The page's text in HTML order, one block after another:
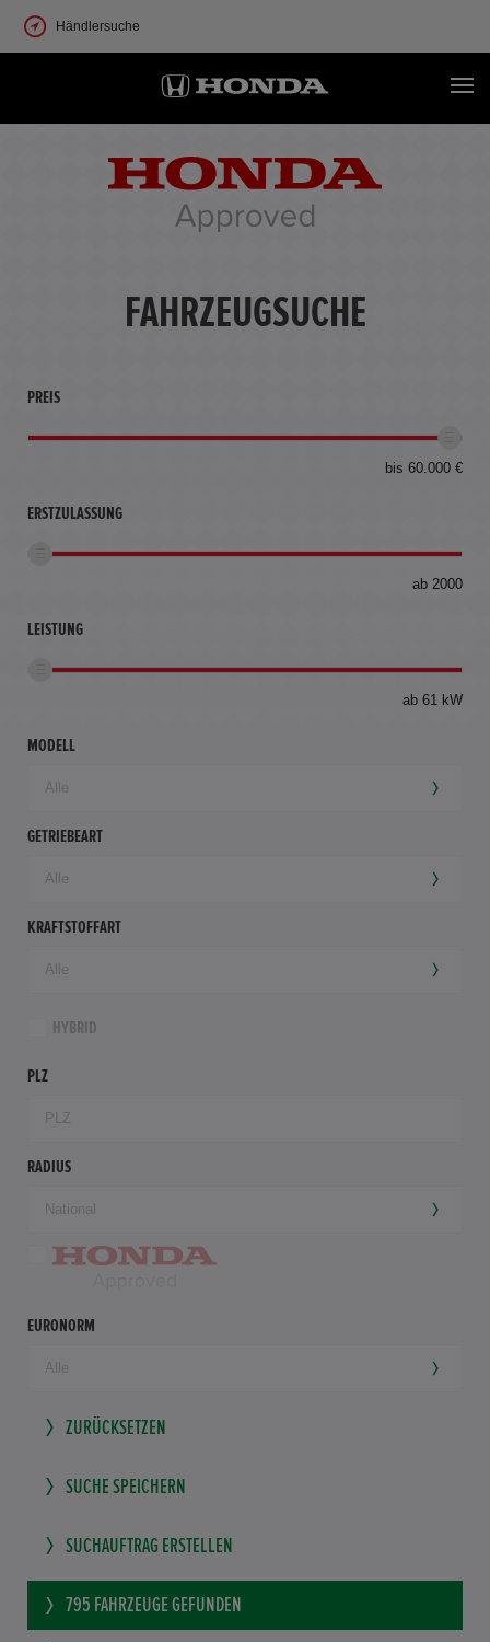
Händlersuche
FAHRZEUGSUCHE
PREIS
bis 60.000 €
ERSTZULASSUNG
ab 2000
LEISTUNG
ab 61 kW
MODELL
GETRIEBEART
KRAFTSTOFFART
HYBRID
PLZ
RADIUS
EURONORM
ZURÜCKSETZEN
SUCHE SPEICHERN
SUCHAUFTRAG ERSTELLEN
795 FAHRZEUGE GEFUNDEN